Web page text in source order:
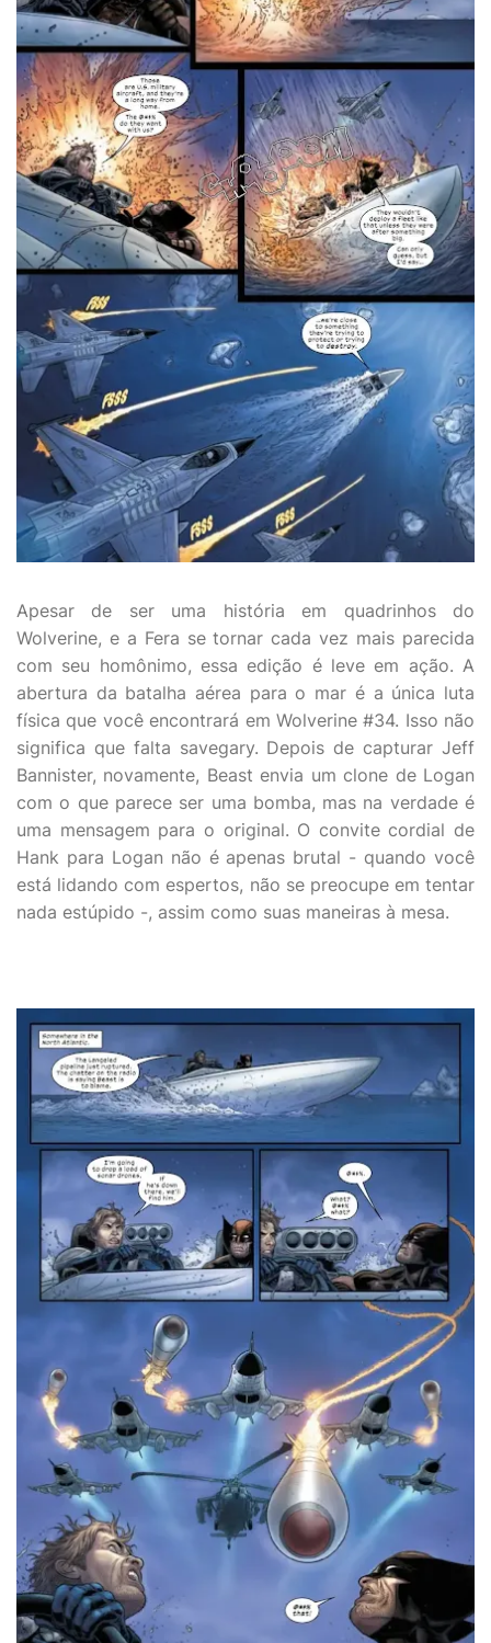
Apesar de ser uma história em quadrinhos do
Wolverine, e a Fera se tornar cada vez mais parecida
com seu homônimo, essa edição é leve em ação. A
abertura da batalha aérea para o mar é a única luta
física que você encontrará em Wolverine #34. Isso não
significa que falta savegary. Depois de capturar Jeff
Bannister, novamente, Beast envia um clone de Logan
com o que parece ser uma bomba, mas na verdade é
uma mensagem para o original. O convite cordial de
Hank para Logan não é apenas brutal - quando você
está lidando com espertos, não se preocupe em tentar
nada estúpido -, assim como suas maneiras à mesa.